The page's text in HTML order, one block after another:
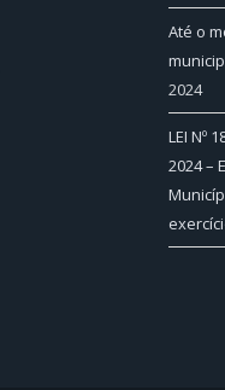
Até o
2024
LEI Nº
2024 –